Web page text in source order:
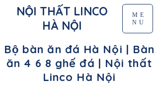
NỘI THẤT LINCO
HÀ NỘI
ME
NU
Bộ bàn ăn đá Hà Nội | Bàn
ăn 4 6 8 ghế đá | Nội thất
Linco Hà Nội